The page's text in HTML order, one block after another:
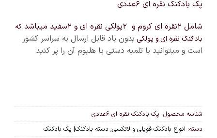
پک بادکنک نقره ای ۶عددی
شامل ۲نقره ای کروم و ۲پولکی نقره ای و ۲سفید میباشد
که
بادکنک نقره ای و پولکی بدون باد قابل ارسال به سراسر کشور
است و میتوانید با تلمبه دستی یا هلیوم آن را پر کنید
شناسه محصول: پک بادکنک نقره ای ۶عددی
دسته: انواع بادکنک فویلی و لاتکسی, دسته بادکنک| پک بادکنک